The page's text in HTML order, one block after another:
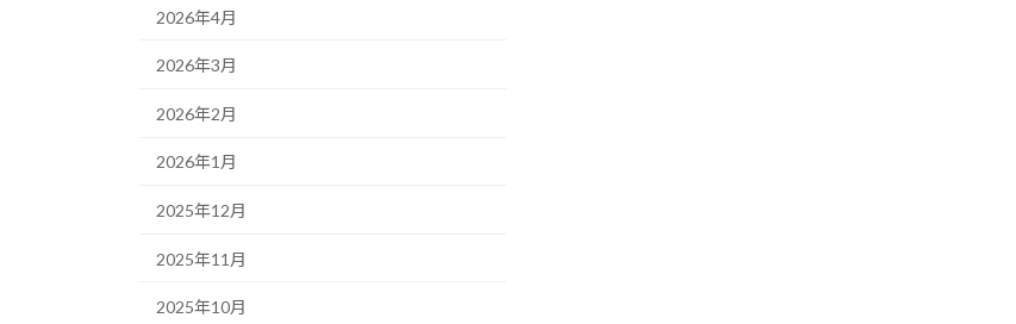
2026年4月
2026年3月
2026年2月
2026年1月
2025年12月
2025年11月
2025年10月